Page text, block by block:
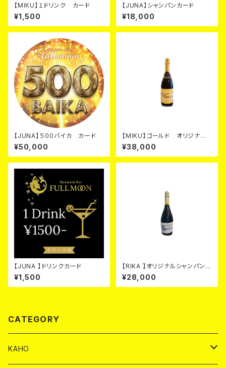
【MIKU】１ドリンク カード
¥1,500
【JUNA】シャンパンカード
¥18,000
【JUNA】５００バイカ カード
¥50,000
【MIKU】ゴールド オリジナル
シャンパン カード
¥38,000
【JUNA 】ドリンクカード
¥1,500
【RIKA 】オリジナルシャンパン
シルバー カード
¥28,000
CATEGORY
KAHO